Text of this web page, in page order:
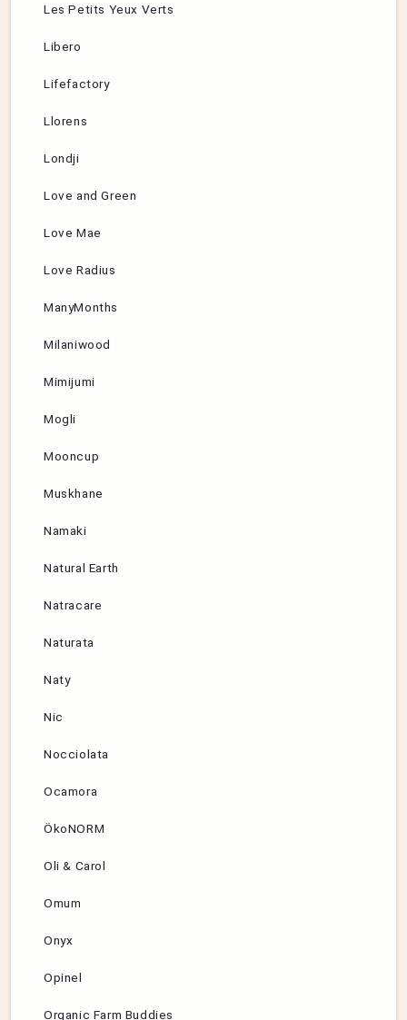
Les Petits Yeux Verts
Libero
Lifefactory
Llorens
Londji
Love and Green
Love Mae
Love Radius
ManyMonths
Milaniwood
Mimijumi
Mogli
Mooncup
Muskhane
Namaki
Natural Earth
Natracare
Naturata
Naty
Nic
Nocciolata
Ocamora
ÖkoNORM
Oli & Carol
Omum
Onyx
Opinel
Organic Farm Buddies